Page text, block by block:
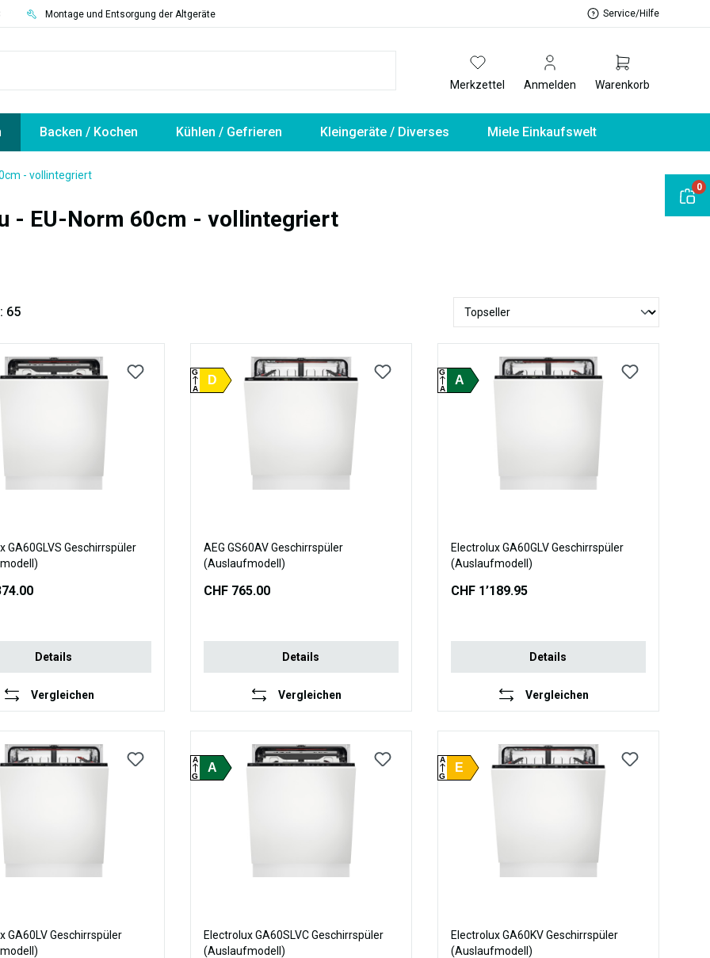
Montage und Entsorgung der Altgeräte Service/Hilfe
Merkzettel Anmelden Warenkorb
Backen / Kochen Kühlen / Gefrieren Kleingeräte / Diverses Miele Einkaufswelt
- vollintegriert
- EU-Norm 60cm - vollintegriert
65
GA60GLVS Geschirrspüler
Details
Vergleichen
D
G
A
AEG GS60AV Geschirrspüler
(Auslaufmodell)
CHF 765.00
Details
Vergleichen
A
G
A
Electrolux GA60GLV Geschirrspüler
(Auslaufmodell)
CHF 1’189.95
Details
Vergleichen
GA60LV Geschirrspüler
A
A
G
Electrolux GA60SLVC Geschirrspüler
(Auslaufmodell)
E
A
G
Electrolux GA60KV Geschirrspüler
(Auslaufmodell)
0